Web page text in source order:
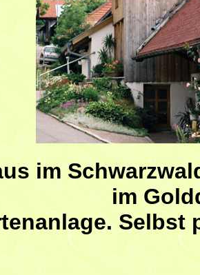
im
im
Selbst